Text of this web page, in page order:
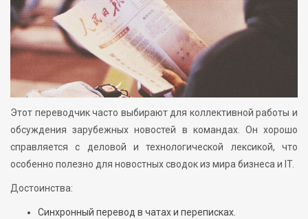
Этот переводчик часто выбирают для коллективной работы и
обсуждения зарубежных новостей в командах. Он хорошо
справляется с деловой и технологической лексикой, что
особенно полезно для новостных сводок из мира бизнеса и IT.
Достоинства:
Синхронный перевод в чатах и переписках.